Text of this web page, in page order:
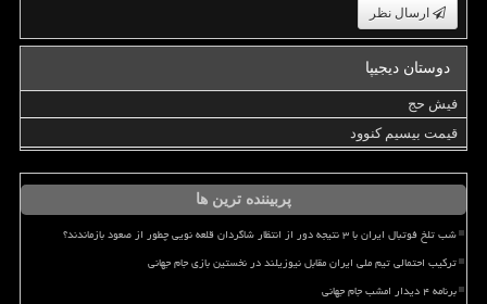
ارسال نظر
دوستان دیجیپا
فیش حج
قیمت بیسیم کنوود
پربیننده ترین ها
شب تلخ فوتبال ایران با ۳ نتیجه دور از انتظار شاگردان قلعه نویی چطور از صعود بازماندند؟
ترکیب احتمالی تیم ملی ایران مقابل نیوزیلند در نخستین بازی جام جهانی
برنامه ۴ دیدار امشب جام جهانی